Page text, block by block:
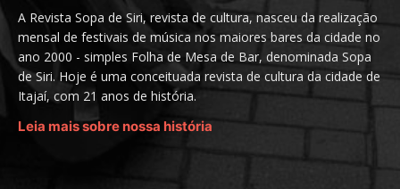
A Revista Sopa de Siri, revista de cultura, nasceu da realização
mensal de festivais de música nos maiores bares da cidade no
ano 2000 - simples Folha de Mesa de Bar, denominada Sopa
de Siri. Hoje é uma conceituada revista de cultura da cidade de
Itajaí, com 21 anos de história.
Leia mais sobre nossa história